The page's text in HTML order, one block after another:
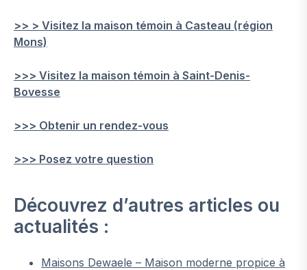
>> > Visitez la maison témoin à Casteau (région
Mons)
>>> Visitez la maison témoin à Saint-Denis-
Bovesse
>>> Obtenir un rendez-vous
>>> Posez votre question
Découvrez d’autres articles ou
actualités :
Maisons Dewaele – Maison moderne propice à